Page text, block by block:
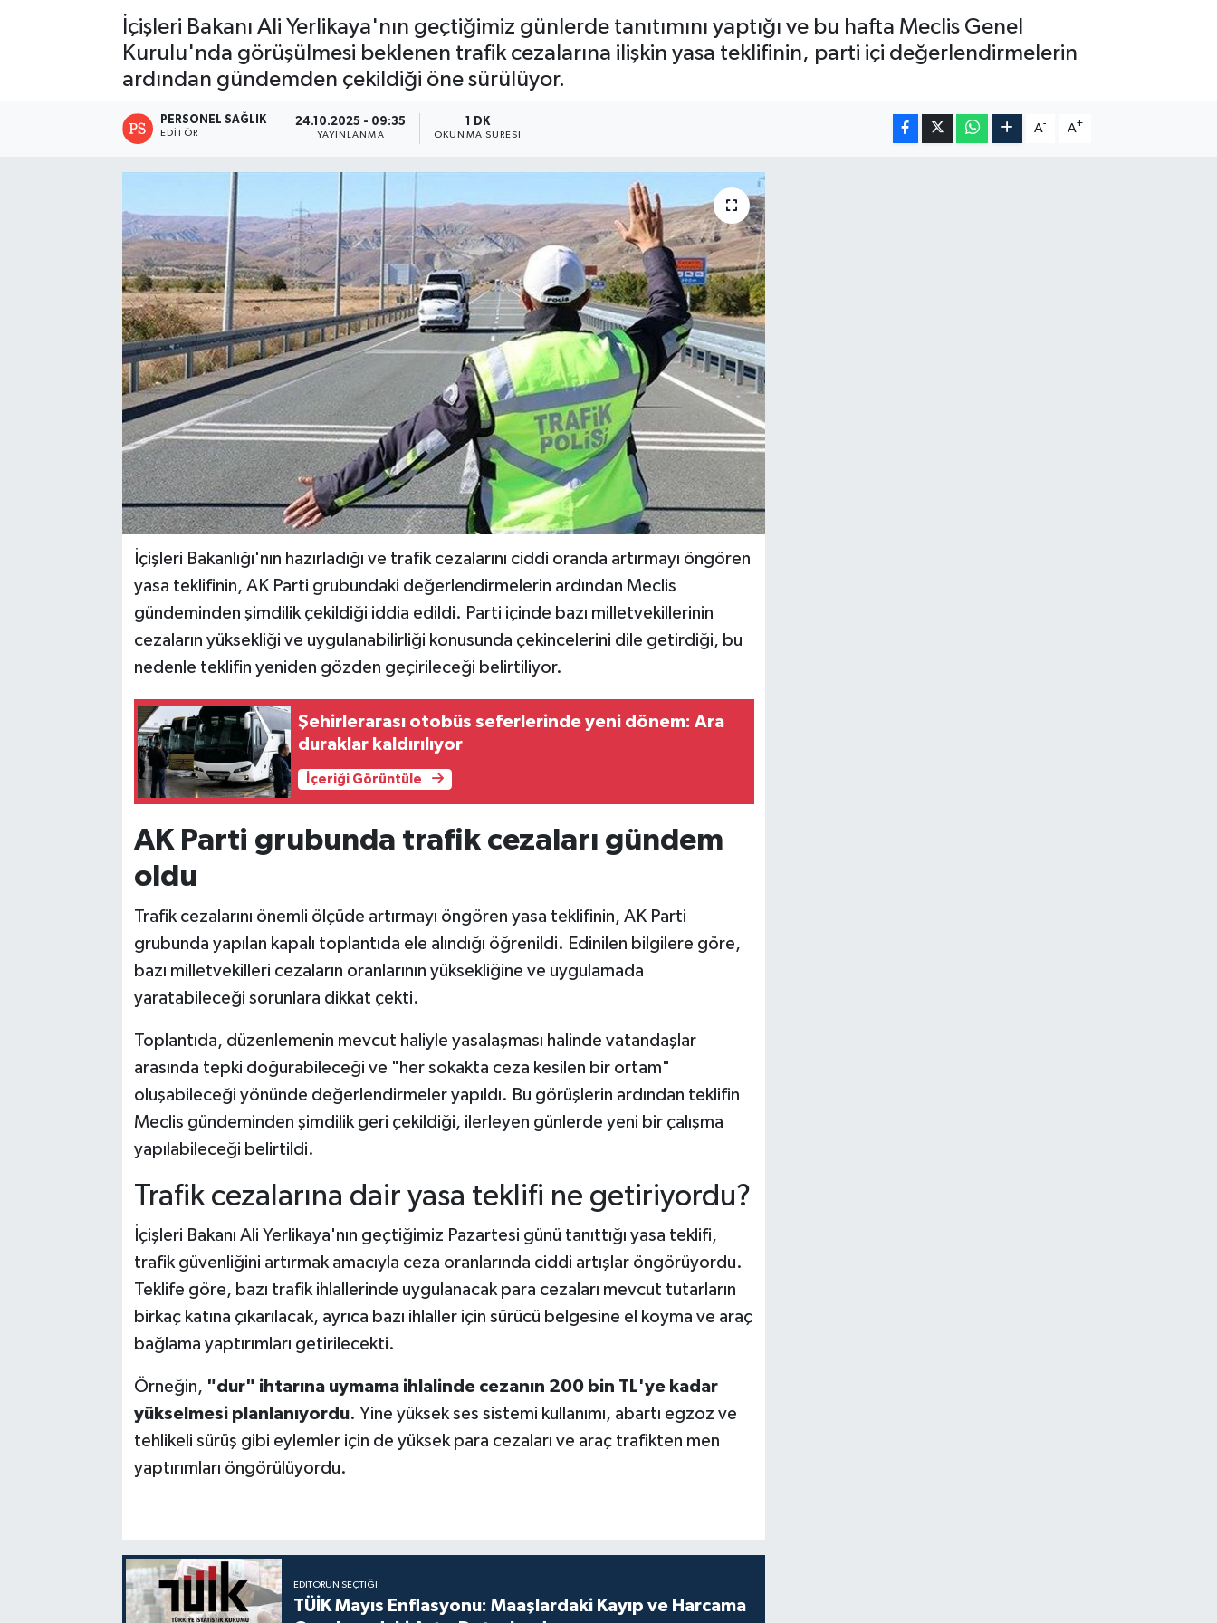
İçişleri Bakanı Ali Yerlikaya'nın geçtiğimiz günlerde tanıtımını yaptığı ve bu hafta Meclis Genel
Kurulu'nda görüşülmesi beklenen trafik cezalarına ilişkin yasa teklifinin, parti içi değerlendirmelerin
ardından gündemden çekildiği öne sürülüyor.
PERSONEL SAĞLIK
EDITÖR
24.10.2025 - 09:35
YAYINLANMA
1 DK
OKUNMA SÜRESI
A- A+
İçişleri Bakanlığı'nın hazırladığı ve trafik cezalarını ciddi oranda artırmayı öngören
yasa teklifinin, AK Parti grubundaki değerlendirmelerin ardından Meclis
gündeminden şimdilik çekildiği iddia edildi. Parti içinde bazı milletvekillerinin
cezaların yüksekliği ve uygulanabilirliği konusunda çekincelerini dile getirdiği, bu
nedenle teklifin yeniden gözden geçirileceği belirtiliyor.
Şehirlerarası otobüs seferlerinde yeni dönem: Ara
duraklar kaldırılıyor
İçeriği Görüntüle
AK Parti grubunda trafik cezaları gündem
oldu
Trafik cezalarını önemli ölçüde artırmayı öngören yasa teklifinin, AK Parti
grubunda yapılan kapalı toplantıda ele alındığı öğrenildi. Edinilen bilgilere göre,
bazı milletvekilleri cezaların oranlarının yüksekliğine ve uygulamada
yaratabileceği sorunlara dikkat çekti.
Toplantıda, düzenlemenin mevcut haliyle yasalaşması halinde vatandaşlar
arasında tepki doğurabileceği ve "her sokakta ceza kesilen bir ortam"
oluşabileceği yönünde değerlendirmeler yapıldı. Bu görüşlerin ardından teklifin
Meclis gündeminden şimdilik geri çekildiği, ilerleyen günlerde yeni bir çalışma
yapılabileceği belirtildi.
Trafik cezalarına dair yasa teklifi ne getiriyordu?
İçişleri Bakanı Ali Yerlikaya'nın geçtiğimiz Pazartesi günü tanıttığı yasa teklifi,
trafik güvenliğini artırmak amacıyla ceza oranlarında ciddi artışlar öngörüyordu.
Teklife göre, bazı trafik ihlallerinde uygulanacak para cezaları mevcut tutarların
birkaç katına çıkarılacak, ayrıca bazı ihlaller için sürücü belgesine el koyma ve araç
bağlama yaptırımları getirilecekti.
Örneğin, "dur" ihtarına uymama ihlalinde cezanın 200 bin TL'ye kadar
yükselmesi planlanıyordu. Yine yüksek ses sistemi kullanımı, abartı egzoz ve
tehlikeli sürüş gibi eylemler için de yüksek para cezaları ve araç trafikten men
yaptırımları öngörülüyordu.
EDITÖRÜN SEÇTIĞI
TÜİK Mayıs Enflasyonu: Maaşlardaki Kayıp ve Harcama